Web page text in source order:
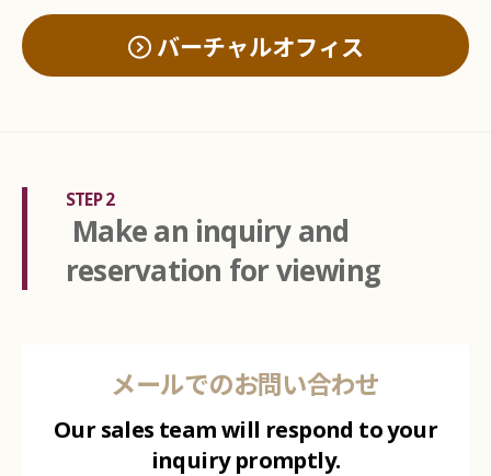
バーチャルオフィス
STEP 2
Make an inquiry and
reservation for viewing
メールでのお問い合わせ
Our sales team will respond to your
inquiry promptly.